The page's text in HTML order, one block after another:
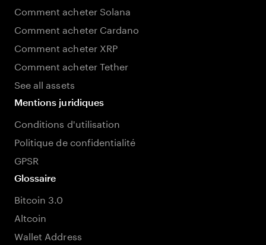
Comment acheter Solana
Comment acheter Cardano
Comment acheter XRP
Comment acheter Tether
See all assets
Mentions juridiques
Conditions d'utilisation
Politique de confidentialité
GPSR
Glossaire
Bitcoin 3.0
Altcoin
Wallet Address